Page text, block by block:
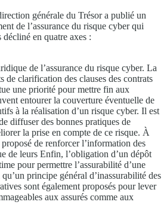
générale du Trésor a publié un
de l’assurance du risque cyber qui
en quatre axes :
de l’assurance du risque cyber. La
de clarification des clauses des contrats
une priorité pour mettre fin aux
entourer la couverture éventuelle de
à la réalisation d’un risque cyber. Il est
diffuser des bonnes pratiques de
la prise en compte de ce risque. À
de renforcer l’information des
de leurs Enfin, l’obligation d’un dépôt
pour permettre l’assurabilité d’une
principe général d’inassurabilité des
sont également proposés pour lever
aux assurés comme aux